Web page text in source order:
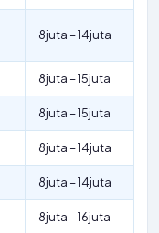
8juta – 14juta
8juta – 15juta
8juta – 15juta
8juta – 14juta
8juta – 14juta
8juta – 16juta